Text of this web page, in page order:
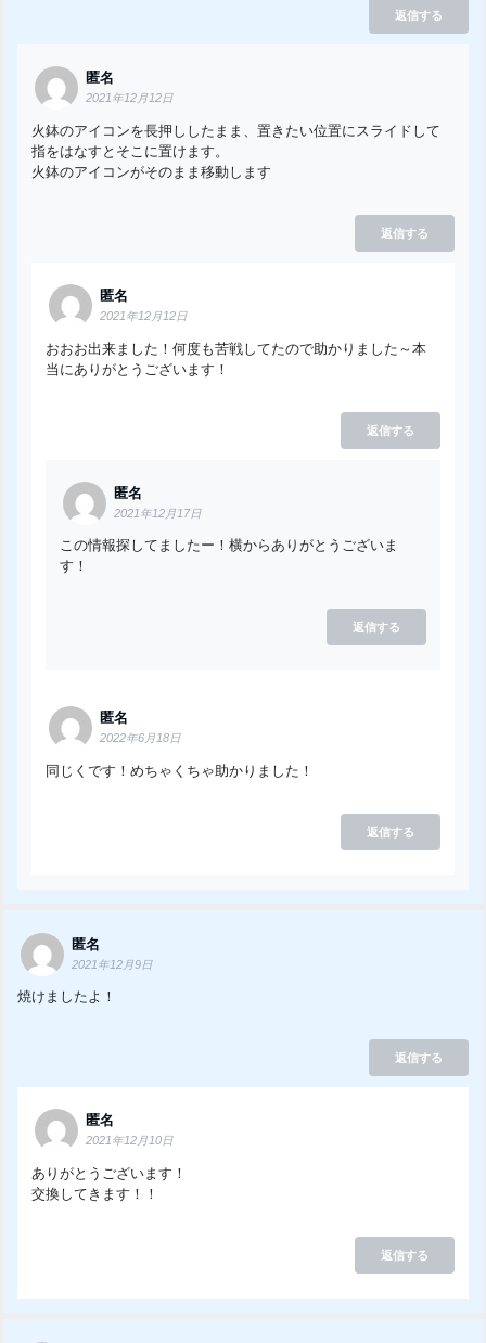
返信する
匿名
2021年12月12日
火鉢のアイコンを長押ししたまま、置きたい位置にスライドして
指をはなすとそこに置けます。
火鉢のアイコンがそのまま移動します
返信する
匿名
2021年12月12日
おおお出来ました！何度も苦戦してたので助かりました～本
当にありがとうございます！
返信する
匿名
2021年12月17日
この情報探してましたー！横からありがとうございま
す！
返信する
匿名
2022年6月18日
同じくです！めちゃくちゃ助かりました！
返信する
匿名
2021年12月9日
焼けましたよ！
返信する
匿名
2021年12月10日
ありがとうございます！
交換してきます！！
返信する